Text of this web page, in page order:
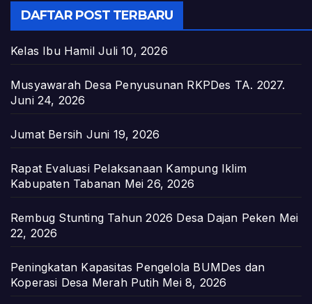
DAFTAR POST TERBARU
Kelas Ibu Hamil Juli 10, 2026
Musyawarah Desa Penyusunan RKPDes TA. 2027.
Juni 24, 2026
Jumat Bersih Juni 19, 2026
Rapat Evaluasi Pelaksanaan Kampung Iklim
Kabupaten Tabanan Mei 26, 2026
Rembug Stunting Tahun 2026 Desa Dajan Peken Mei
22, 2026
Peningkatan Kapasitas Pengelola BUMDes dan
Koperasi Desa Merah Putih Mei 8, 2026